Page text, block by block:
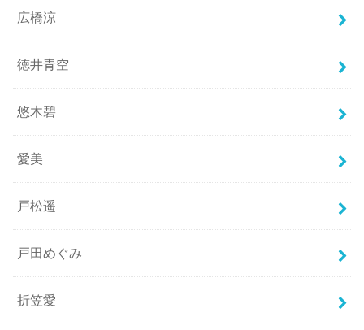
広橋涼
徳井青空
悠木碧
愛美
戸松遥
戸田めぐみ
折笠愛